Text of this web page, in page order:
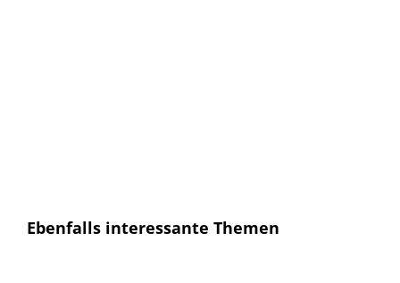
Ebenfalls interessante Themen